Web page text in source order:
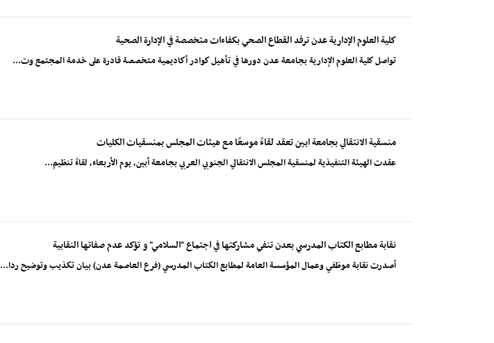
كلية العلوم الإدارية عدن ترفد القطاع الصحي بكفاءات متخصصة في الإدارة الصحية
تواصل كلية العلوم الإدارية بجامعة عدن دورها في تأهيل كوادر أكاديمية متخصصة قادرة على خدمة المجتمع وت...
منسقية الانتقالي بجامعة ابين تعقد لقاءً موسعًا مع هيئات المجلس بمنسقيات الكليات
عقدت الهيئة التنفيذية لمنسقية المجلس الانتقالي الجنوبي العربي بجامعة أبين، يوم الأربعاء، لقاءً تنظيم...
نقابة مطابع الكتاب المدرسي بعدن تنفي مشاركتها في اجتماع "السلامي" و تؤكد عدم صفاتها النقابية
أصدرت نقابة موظفي وعمال المؤسسة العامة لمطابع الكتاب المدرسي (فرع العاصمة عدن) بيان تكذيب وتوضيح ردا...